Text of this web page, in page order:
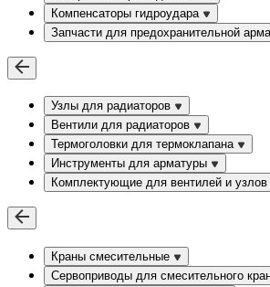
Компенсаторы гидроудара
Запчасти для предохранительной
Узлы для радиаторов
Вентили для радиаторов
Термоголовки для термоклапана
Инструменты для арматуры
Комплектующие для вентилей и узлов
Краны смесительные
Сервоприводы для смесительного